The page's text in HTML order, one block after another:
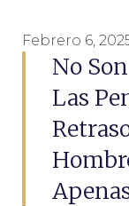
Febrero 6,
No
Las